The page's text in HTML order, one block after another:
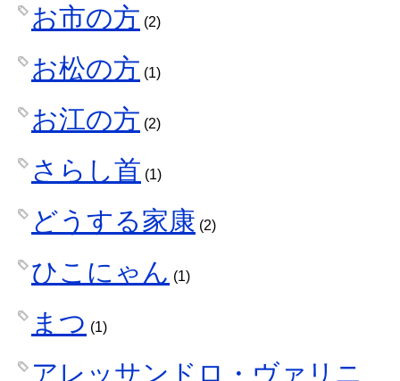
お市の方 (2)
お松の方 (1)
お江の方 (2)
さらし首 (1)
どうする家康 (2)
ひこにゃん (1)
まつ (1)
アレッサンドロ・ヴァリニ